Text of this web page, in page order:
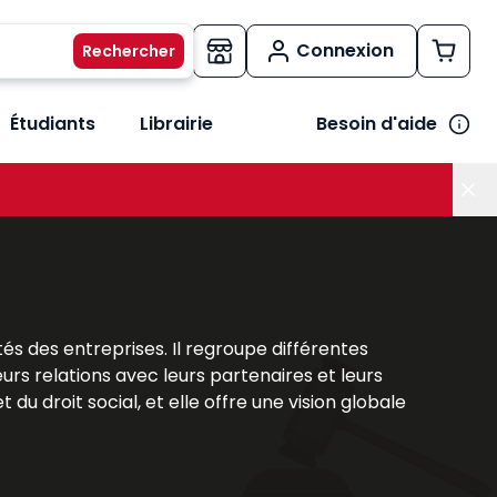
Connexion
métiers
le sous-menu Vos besoins
Étudiants Librairie Besoin d'aide
des entreprises. Il regroupe différentes
relations avec leurs partenaires et leurs
droit social, et elle offre une vision globale